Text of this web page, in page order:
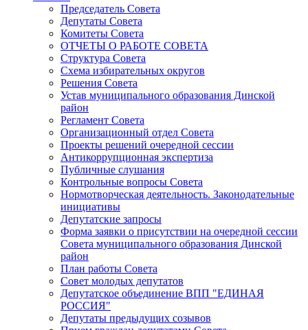
Председатель Совета
Депутаты Совета
Комитеты Совета
ОТЧЕТЫ О РАБОТЕ СОВЕТА
Структура Совета
Схема избирательных округов
Решения Совета
Устав муниципального образования Динской
район
Регламент Совета
Организационный отдел Совета
Проекты решений очередной сессии
Антикоррупционная экспертиза
Публичные слушания
Контрольные вопросы Совета
Нормотворческая деятельность. Законодательные
инициативы
Депутатские запросы
Форма заявки о присутствии на очередной сессии
Совета муниципального образования Динской
район
План работы Совета
Совет молодых депутатов
Депутатское объединение ВПП "ЕДИНАЯ
РОССИЯ"
Депутаты предыдущих созывов